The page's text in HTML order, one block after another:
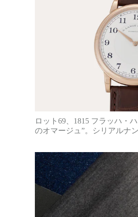
ロット69、1815 フラッハ・
のオマージュ”。シリアルナン